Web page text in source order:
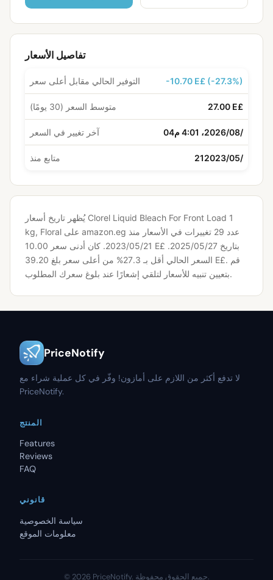
تفاصيل الأسعار
التوفير الحالي مقابل أعلى سعر -10.70 E£ (-27.3%)
متوسط السعر (30 يومًا) 27.00 E£
آخر تغيير في السعر 04‏/08‏/2026، 4:01 م
متابع منذ 21‏/05‏/2023
يُظهر تاريخ أسعار Clorel Liquid Bleach For Front Load 1
kg, Floral على amazon.eg عدد 29 تغييرات في الأسعار منذ
21‏/05‏/2023.
كان أدنى سعر 10.00 E£ بتاريخ 27‏/05‏/2025.
السعر الحالي أقل بـ 27.3% من أعلى سعر بلغ 39.20 E£. قم
بتعيين تنبيه للأسعار لتلقي إشعارًا عند بلوغ سعرك المطلوب.
PriceNotify
لا تدفع أكثر من اللازم على أمازون! وفّر في كل عملية شراء مع
PriceNotify.
المنتج
Features
Reviews
FAQ
قانوني
سياسة الخصوصية
معلومات الموقع
© 2026 PriceNotify. جميع الحقوق محفوظة.